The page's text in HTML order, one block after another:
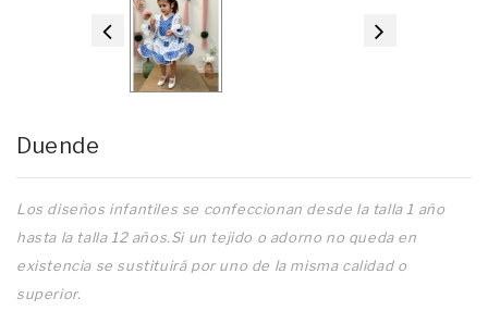
Duende
Los diseños infantiles se confeccionan desde la talla 1 año
hasta la talla 12 años.Si un tejido o adorno no queda en
existencia se sustituirá por uno de la misma calidad o
superior.